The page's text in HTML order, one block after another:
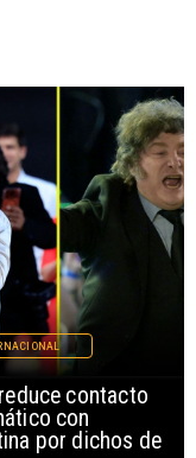
de drones a
sanciona